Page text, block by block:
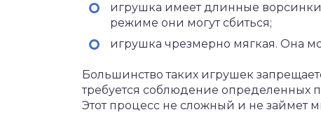
игрушка имеет длинные
режиме они могут сбиться;
игрушка чрезмерно мягкая. Она
Большинство таких игрушек
требуется соблюдение определенных
Этот процесс не сложный и не займет